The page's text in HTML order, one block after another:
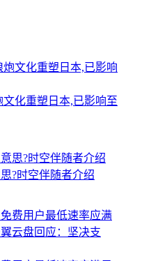
化重塑日本,已影响至
?时空伴随者介绍